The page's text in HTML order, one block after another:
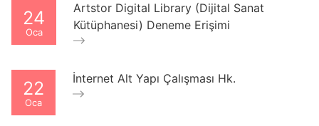
24
Oca
Artstor Digital Library (Dijital Sanat
Kütüphanesi) Deneme Erişimi
22
Oca
İnternet Alt Yapı Çalışması Hk.